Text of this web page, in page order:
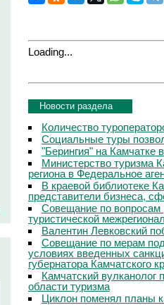
Loading...
Новости раздела
Количество
Социальные туры
"Берингия" на Камчатке
Министерство туризма
региона в Федеральное
В краевой библиотеке
представители бизнеса,
Совещание по вопросам
туристической
Валентин Левковский
Совещание по мерам
условиях введенных
губернатора Камчатского
Камчатский
области туризма
Циклон поменял планы